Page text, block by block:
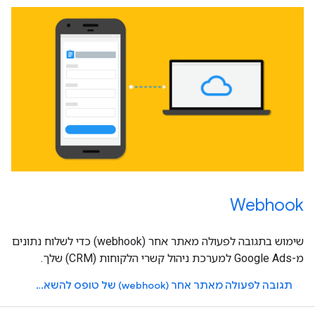
Webhook
שימוש בתגובה לפעולה מאתר אחר (webhook) כדי לשלוח נתונים
מ-Google Ads למערכת ניהול קשרי הלקוחות (CRM) שלך.
תגובה לפעולה מאתר אחר (webhook) של טופס להשארת פרטים